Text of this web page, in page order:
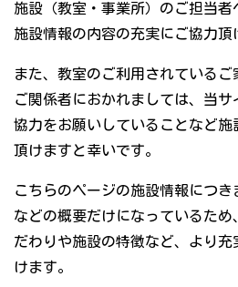
施設（教室・事業所）のご担当者
施設情報の内容の充実にご協力
また、教室のご利用されている
ご関係者におかれましては、当
協力をお願いしていることなど
頂けますと幸いです。
こちらのページの施設情報につ
などの概要だけになっているため
だわりや施設の特徴など、より
けます。